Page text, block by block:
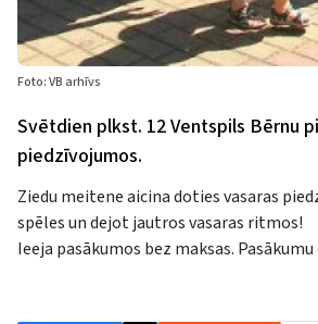
Foto: VB arhīvs
Svētdien plkst. 12 Ventspils Bērnu
piedzīvojumos.
Ziedu meitene aicina doties vasaras
spēles un dejot jautros vasaras ritmos!
Ieeja pasākumos bez maksas.